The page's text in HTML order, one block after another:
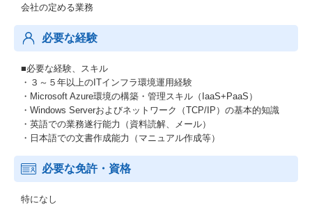
会社の定める業務
必要な経験
■必要な経験、スキル
・３～５年以上のITインフラ環境運用経験
・Microsoft Azure環境の構築・管理スキル（IaaS+PaaS）
・Windows Serverおよびネットワーク（TCP/IP）の基本的知識
・英語での業務遂行能力（資料読解、メール）
・日本語での文書作成能力（マニュアル作成等）
必要な免許・資格
特になし